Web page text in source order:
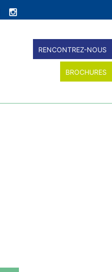
RENCONTREZ-NOUS
BROCHURES